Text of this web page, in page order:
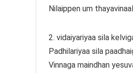
Nilaippen um thayavinaal
2.⁠ ⁠vidaiyariyaa sila
Padhilariyaa sila
Vinnaga maindhan